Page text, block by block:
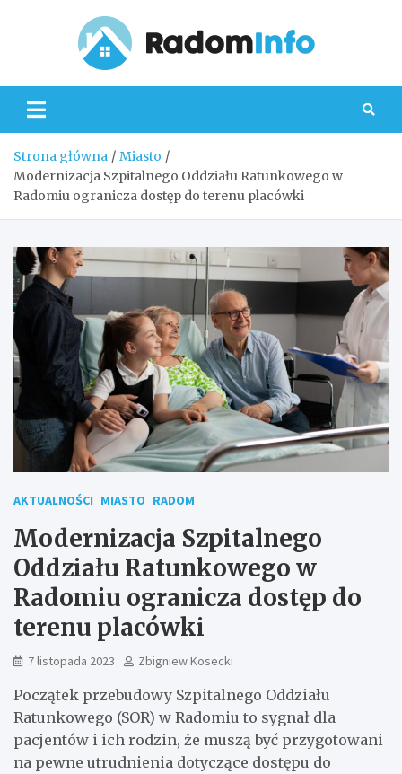
Strona główna
Miasto
Modernizacja Szpitalnego Oddziału Ratunkowego w
Radomiu ogranicza dostęp do terenu placówki
AKTUALNOŚCI MIASTO RADOM
Modernizacja Szpitalnego
Oddziału Ratunkowego w
Radomiu ogranicza dostęp do
terenu placówki
7 listopada 2023 Zbigniew Kosecki
Początek przebudowy Szpitalnego Oddziału
Ratunkowego (SOR) w Radomiu to sygnał dla
pacjentów i ich rodzin, że muszą być przygotowani
na pewne utrudnienia dotyczące dostępu do